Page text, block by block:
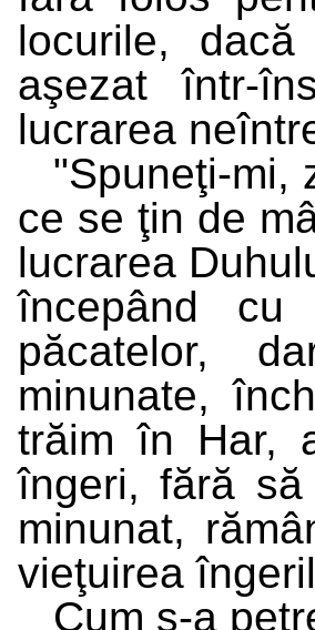
locurile,
aşezat într-
lucrarea
"Spuneţi-mi,
ce se ţin de
lucrarea
începând cu
păcatelor,
minunate,
trăim în Har,
îngeri, fără
minunat,
vieţuirea
Cum s-a